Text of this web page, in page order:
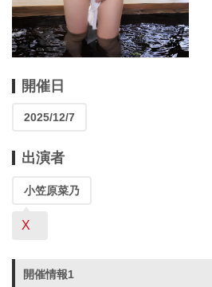
開催日
2025/12/7
出演者
小笠原菜乃
X
開催情報1